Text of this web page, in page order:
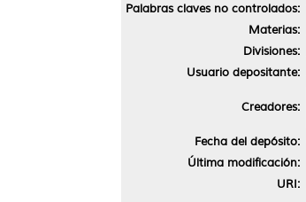
Palabras claves no controlados:
Materias:
Divisiones:
Usuario depositante:
Creadores:
Fecha del depósito:
Última modificación:
URI: